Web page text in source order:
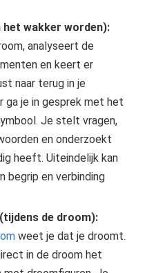
het wakker worden):
analyseert de
en keert er
naar terug in je
ga je in gesprek met het
Je stelt vragen,
en onderzoekt
heeft. Uiteindelijk kan
begrip en verbinding
(tijdens de droom):
weet je dat je droomt.
in de droom het